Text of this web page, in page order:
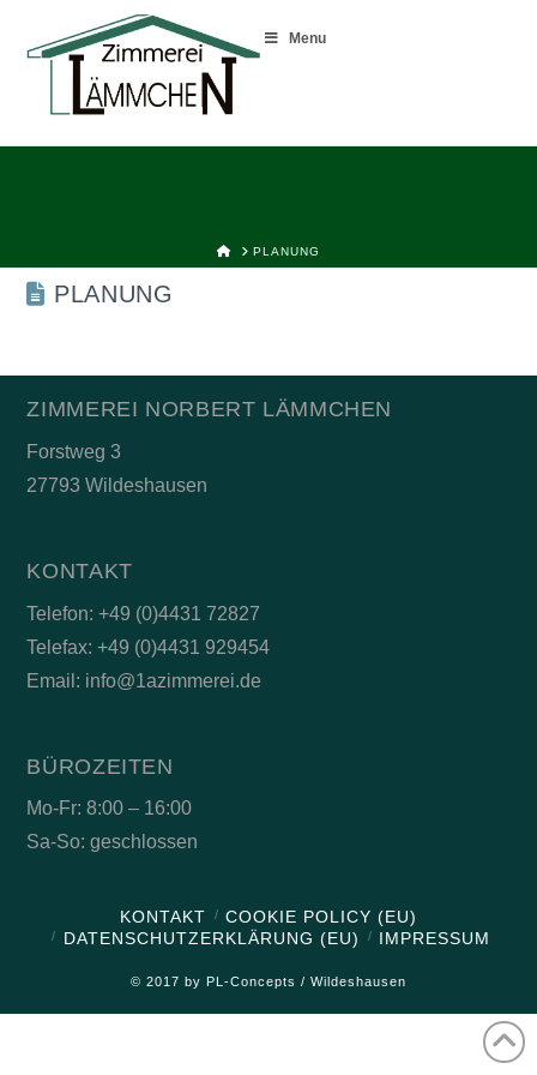
Menu
HOMEPLANUNG
PLANUNG
ZIMMEREI NORBERT LÄMMCHEN
Forstweg 3
27793 Wildeshausen
KONTAKT
Telefon: +49 (0)4431 72827
Telefax: +49 (0)4431 929454
Email: info@1azimmerei.de
BÜROZEITEN
Mo-Fr: 8:00 – 16:00
Sa-So: geschlossen
KONTAKT
COOKIE POLICY (EU)
DATENSCHUTZERKLÄRUNG (EU)
IMPRESSUM
© 2017 by PL-Concepts / Wildeshausen